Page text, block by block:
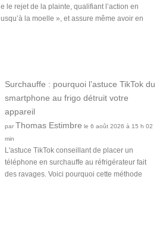
le rejet de la plainte, qualifiant l’action en
la moelle », et assure même avoir en
Surchauffe : pourquoi l’astuce TikTok du
smartphone au frigo détruit votre
appareil
par Thomas Estimbre le 6 août 2026 à 15 h 02
min
L'astuce TikTok conseillant de placer un
téléphone en surchauffe au réfrigérateur fait
des ravages. Voici pourquoi cette méthode